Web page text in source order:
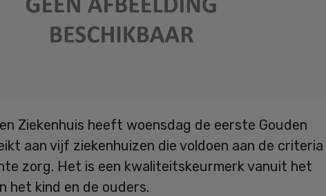
Ziekenhuis heeft woensdag de eerste Gouden
aan vijf ziekenhuizen die voldoen aan de criteria
zorg. Het is een kwaliteitskeurmerk vanuit het
het kind en de ouders.